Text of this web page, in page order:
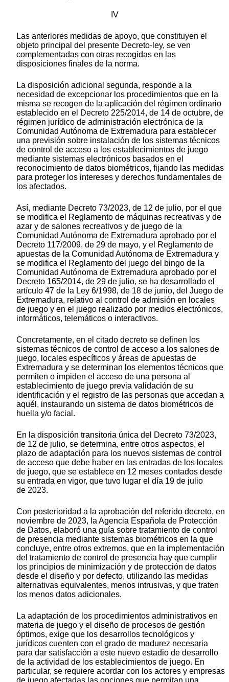
IV
Las anteriores medidas de apoyo, que constituyen el
objeto principal del presente Decreto-ley, se ven
complementadas con otras recogidas en las
disposiciones finales de la norma.
La disposición adicional segunda, responde a la
necesidad de excepcionar los procedimientos que en la
misma se recogen de la aplicación del régimen ordinario
establecido en el Decreto 225/2014, de 14 de octubre, de
régimen jurídico de administración electrónica de la
Comunidad Autónoma de Extremadura para establecer
una previsión sobre instalación de los sistemas técnicos
de control de acceso a los establecimientos de juego
mediante sistemas electrónicos basados en el
reconocimiento de datos biométricos, fijando las medidas
para proteger los intereses y derechos fundamentales de
los afectados.
Así, mediante Decreto 73/2023, de 12 de julio, por el que
se modifica el Reglamento de máquinas recreativas y de
azar y de salones recreativos y de juego de la
Comunidad Autónoma de Extremadura aprobado por el
Decreto 117/2009, de 29 de mayo, y el Reglamento de
apuestas de la Comunidad Autónoma de Extremadura y
se modifica el Reglamento del juego del bingo de la
Comunidad Autónoma de Extremadura aprobado por el
Decreto 165/2014, de 29 de julio, se ha desarrollado el
artículo 47 de la Ley 6/1998, de 18 de junio, del Juego de
Extremadura, relativo al control de admisión en locales
de juego y en el juego realizado por medios electrónicos,
informáticos, telemáticos o interactivos.
Concretamente, en el citado decreto se definen los
sistemas técnicos de control de acceso a los salones de
juego, locales específicos y áreas de apuestas de
Extremadura y se determinan los elementos técnicos que
permiten o impiden el acceso de una persona al
establecimiento de juego previa validación de su
identificación y el registro de las personas que accedan a
aquél, instaurando un sistema de datos biométricos de
huella y/o facial.
En la disposición transitoria única del Decreto 73/2023,
de 12 de julio, se determina, entre otros aspectos, el
plazo de adaptación para los nuevos sistemas de control
de acceso que debe haber en las entradas de los locales
de juego, que se establece en 12 meses contados desde
su entrada en vigor, que tuvo lugar el día 19 de julio
de 2023.
Con posterioridad a la aprobación del referido decreto, en
noviembre de 2023, la Agencia Española de Protección
de Datos, elaboró una guía sobre tratamiento de control
de presencia mediante sistemas biométricos en la que
concluye, entre otros extremos, que en la implementación
del tratamiento de control de presencia hay que cumplir
los principios de minimización y de protección de datos
desde el diseño y por defecto, utilizando las medidas
alternativas equivalentes, menos intrusivas, y que traten
los menos datos adicionales.
La adaptación de los procedimientos administrativos en
materia de juego y el diseño de procesos de gestión
óptimos, exige que los desarrollos tecnológicos y
jurídicos cuenten con el grado de madurez necesaria
para dar satisfacción a este nuevo estadio de desarrollo
de la actividad de los establecimientos de juego. En
particular, se requiere acordar con los actores y empresas
de juego afectadas las opciones que permitan una